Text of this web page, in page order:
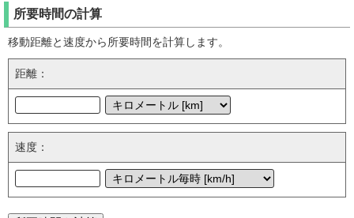
所要時間の計算
移動距離と速度から所要時間を計算します。
距離：
速度：